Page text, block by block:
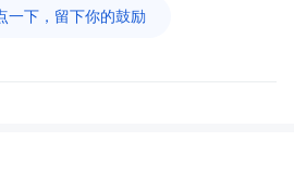
一下，留下你的鼓励